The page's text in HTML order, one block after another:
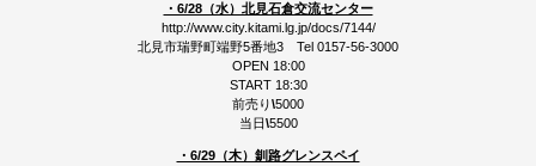
・6/28（水）北見石倉交流センター
http://www.city.kitami.lg.jp/docs/7144/
北見市瑞野町端野5番地3 Tel 0157-56-3000
OPEN 18:00
START 18:30
前売り\5000
当日\5500
・6/29（木）釧路グレンスペイ